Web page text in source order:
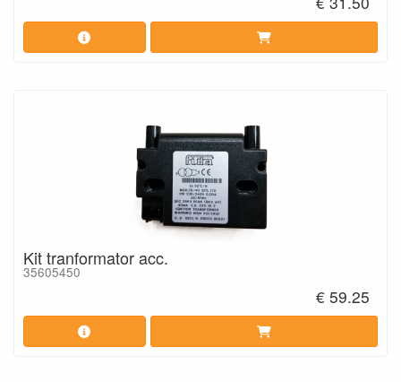
Kit tranformator acc.
35605450
€ 59.25